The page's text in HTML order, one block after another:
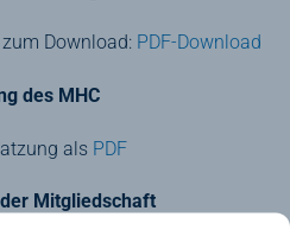
Download: PDF-Download
des MHC
als PDF
Mitgliedschaft